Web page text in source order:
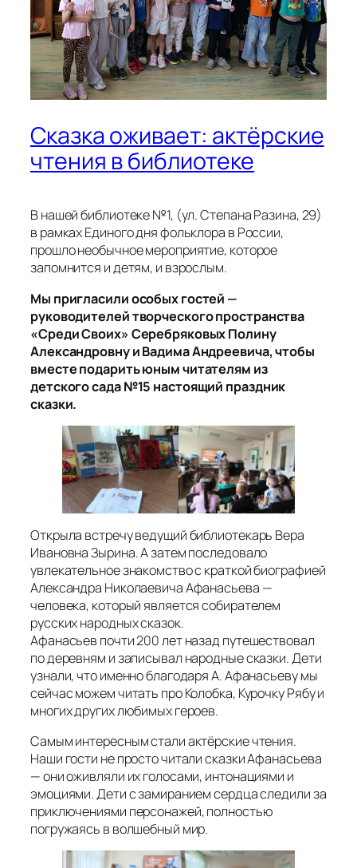
Сказка оживает: актёрские
чтения в библиотеке
В нашей библиотеке №1, (ул. Степана Разина, 29)
в рамках Единого дня фольклора в России,
прошло необычное мероприятие, которое
запомнится и детям, и взрослым.
Мы пригласили особых гостей —
руководителей творческого пространства
«Среди Своих» Серебряковых Полину
Александровну и Вадима Андреевича, чтобы
вместе подарить юным читателям из
детского сада №15 настоящий праздник
сказки.
Открыла встречу ведущий библиотекарь Вера
Ивановна Зырина. А затем последовало
увлекательное знакомство с краткой биографией
Александра Николаевича Афанасьева —
человека, который является собирателем
русских народных сказок.
Афанасьев почти 200 лет назад путешествовал
по деревням и записывал народные сказки. Дети
узнали, что именно благодаря А. Афанасьеву мы
сейчас можем читать про Колобка, Курочку Рябу и
многих других любимых героев.
Самым интересным стали актёрские чтения.
Наши гости не просто читали сказки Афанасьева
— они оживляли их голосами, интонациями и
эмоциями. Дети с замиранием сердца следили за
приключениями персонажей, полностью
погружаясь в волшебный мир.